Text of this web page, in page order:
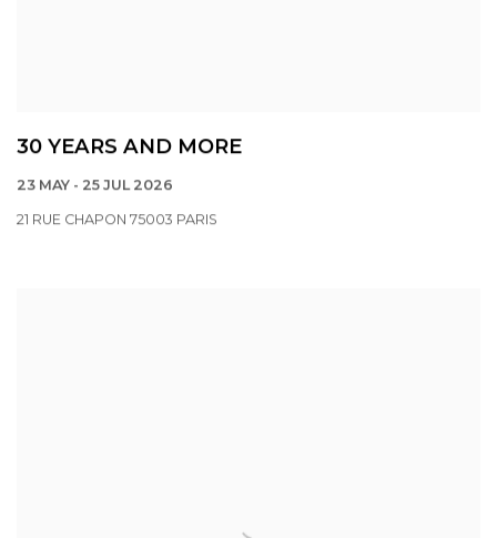
30 YEARS AND MORE
23 MAY - 25 JUL 2026
21 RUE CHAPON 75003 PARIS